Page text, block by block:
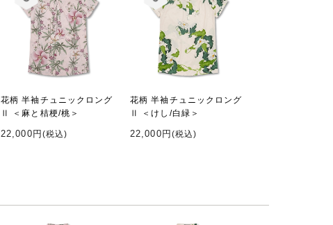
花柄 半袖チュニックロング
Ⅱ ＜麻と桔梗/桃＞
22,000円 (税込)
花柄 半袖チュニックロング
Ⅱ ＜けし/白緑＞
22,000円 (税込)